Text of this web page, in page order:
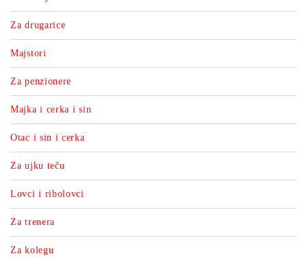
Za drugarice
Majstori
Za penzionere
Majka i cerka i sin
Otac i sin i cerka
Za ujku teču
Lovci i ribolovci
Za trenera
Za kolegu